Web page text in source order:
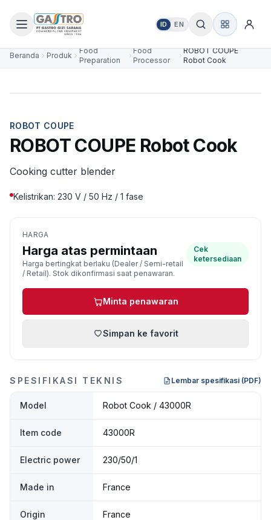
ID EN
Beranda Produk
Food
Preparation
Food
Processor
ROBOT COUPE
Robot Cook
ROBOT COUPE
ROBOT COUPE Robot Cook
Cooking cutter blender
Kelistrikan: 230 V / 50 Hz / 1 fase
HARGA
Harga atas permintaan
Harga bertingkat berlaku (Dealer / Semi-retail
/ Retail). Stok dikonfirmasi saat penawaran.
Cek
ketersediaan
Minta penawaran
Simpan ke favorit
SPESIFIKASI TEKNIS Lembar spesifikasi (PDF)
Model Robot Cook / 43000R
Item code 43000R
Electric power 230/50/1
Made in France
Origin France